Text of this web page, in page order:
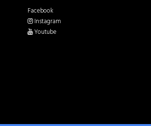
Facebook
Instagram
Youtube